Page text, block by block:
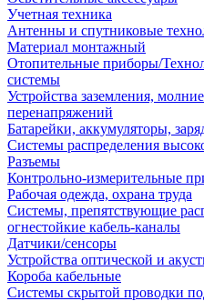
Учетная техника
Антенны и спутниковые
Материал монтажный
Отопительные приборы/
системы
Устройства заземления,
перенапряжений
Батарейки, аккумуляторы,
Системы распределения
Разъемы
Контрольно-измерительные
Рабочая одежда, охрана труда
Системы, препятствующие
огнестойкие кабель-каналы
Датчики/сенсоры
Устройства оптической и
Короба кабельные
Системы скрытой проводки